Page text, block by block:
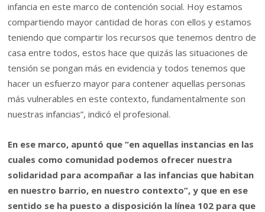
infancia en este marco de contención social. Hoy estamos
compartiendo mayor cantidad de horas con ellos y estamos
teniendo que compartir los recursos que tenemos dentro de
casa entre todos, estos hace que quizás las situaciones de
tensión se pongan más en evidencia y todos tenemos que
hacer un esfuerzo mayor para contener aquellas personas
más vulnerables en este contexto, fundamentalmente son
nuestras infancias”, indicó el profesional.
En ese marco, apuntó que “en aquellas instancias en las
cuales como comunidad podemos ofrecer nuestra
solidaridad para acompañar a las infancias que habitan
en nuestro barrio, en nuestro contexto”, y que en ese
sentido se ha puesto a disposición la línea 102 para que